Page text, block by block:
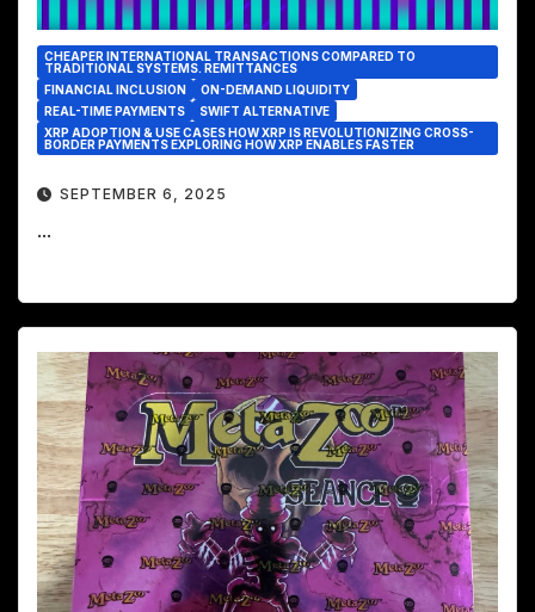
CHEAPER INTERNATIONAL TRANSACTIONS COMPARED TO
TRADITIONAL SYSTEMS. REMITTANCES
FINANCIAL INCLUSION
ON-DEMAND LIQUIDITY
REAL-TIME PAYMENTS
SWIFT ALTERNATIVE
XRP ADOPTION & USE CASES HOW XRP IS REVOLUTIONIZING CROSS-
BORDER PAYMENTS EXPLORING HOW XRP ENABLES FASTER
SEPTEMBER 6, 2025
...